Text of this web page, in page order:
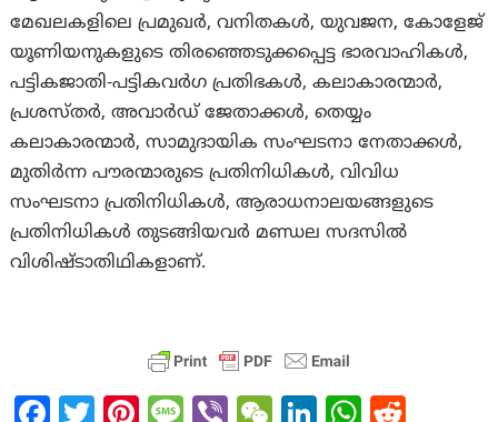
മേഖലകളിലെ പ്രമുഖർ, വനിതകൾ, യുവജന, കോളേജ്
യൂണിയനുകളുടെ തിരഞ്ഞെടുക്കപ്പെട്ട ഭാരവാഹികൾ,
പട്ടികജാതി-പട്ടികവർഗ പ്രതിഭകൾ, കലാകാരന്മാർ,
പ്രശസ്തർ, അവാർഡ് ജേതാക്കൾ, തെയ്യം
കലാകാരന്മാർ, സാമുദായിക സംഘടനാ നേതാക്കൾ,
മുതിർന്ന പൗരന്മാരുടെ പ്രതിനിധികൾ, വിവിധ
സംഘടനാ പ്രതിനിധികൾ, ആരാധനാലയങ്ങളുടെ
പ്രതിനിധികൾ തുടങ്ങിയവർ മണ്ഡല സദസിൽ
വിശിഷ്ടാതിഥികളാണ്.